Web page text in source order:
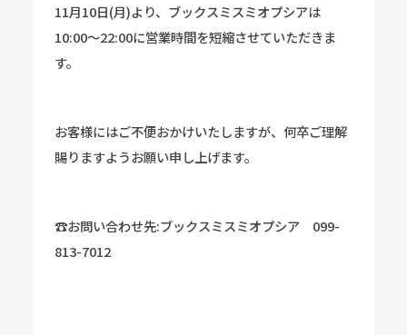
11月10日(月)より、ブックスミスミオプシアは
10:00～22:00に営業時間を短縮させていただきま
す。
お客様にはご不便おかけいたしますが、何卒ご理解
賜りますようお願い申し上げます。
☎お問い合わせ先:ブックスミスミオプシア 099-
813-7012